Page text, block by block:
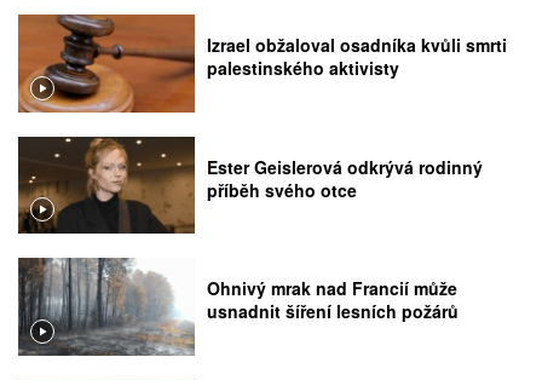
Izrael obžaloval osadníka kvůli smrti
palestinského aktivisty
Ester Geislerová odkrývá rodinný
příběh svého otce
Ohnivý mrak nad Francií může
usnadnit šíření lesních požárů